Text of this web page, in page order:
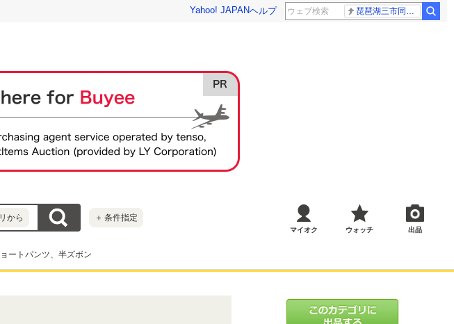
Yahoo! JAPANヘルプ 琵琶湖三市同時花火 発表
から ＋ 条件指定
マイオク ウォッチ 出品
ートパンツ、半ズボン